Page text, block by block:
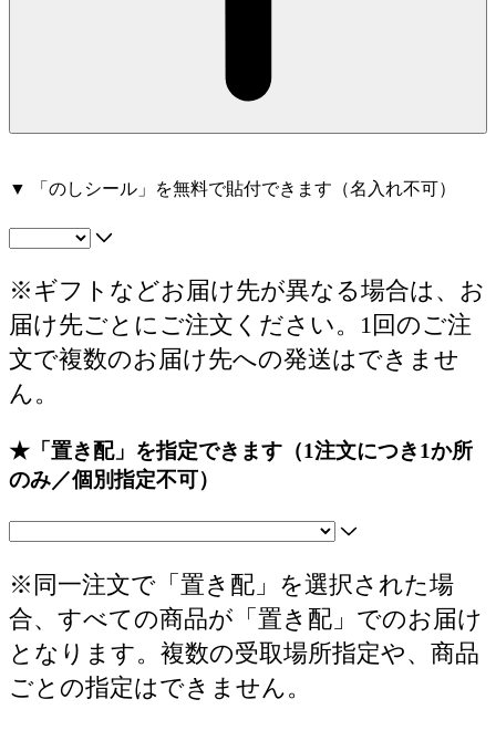
▼ 「のしシール」を無料で貼付できます（名入れ不可）
※ギフトなどお届け先が異なる場合は、お
届け先ごとにご注文ください。1回のご注
文で複数のお届け先への発送はできませ
ん。
★「置き配」を指定できます（1注文につき1か所
のみ／個別指定不可）
※同一注文で「置き配」を選択された場
合、すべての商品が「置き配」でのお届け
となります。複数の受取場所指定や、商品
ごとの指定はできません。